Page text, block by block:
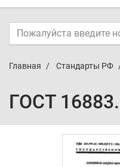
Главная Стандарты РФ
ГОСТ